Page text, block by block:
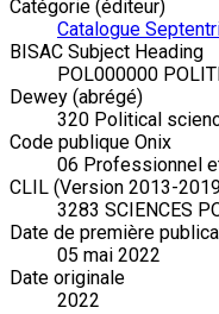
Catégorie (éditeur)
Catalogue
BISAC Subject Heading
POL000000
Dewey (abrégé)
320 Political
Code publique Onix
06 Professionnel
CLIL (Version 2013-
3283 SCIENCES
Date de première
05 mai 2022
Date originale
2022